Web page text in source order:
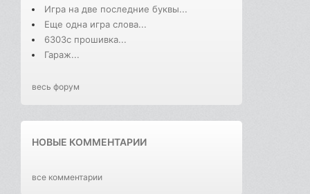
Игра на две последние буквы...
Еще одна игра слова...
6303с прошивка...
Гараж...
весь форум
НОВЫЕ КОММЕНТАРИИ
все комментарии